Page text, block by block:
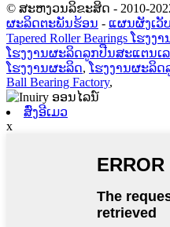
© ສະຫງວນລິຂະສິດ - 2010-2022
ຜະລິດຕະພັນຮ້ອນ - ແຜນຜັງເວັ
Tapered Roller Bearings ໂຮງງ
ໂຮງງານຜະລິດລູກປືນສະແຕນເ
ໂຮງງານຜະລິດ, ໂຮງງານຜະລິ
Ball Bearing Factory,
ສົ່ງອີເມວ
x